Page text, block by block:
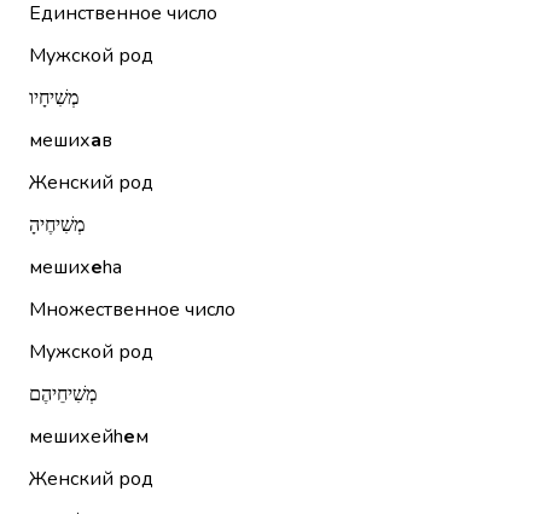
Единственное число
Мужской род
מְשִׁיחָיו
мешихав
Женский род
מְשִׁיחֶיהָ
мешихеhа
Множественное число
Мужской род
מְשִׁיחֵיהֶם
мешихейhем
Женский род